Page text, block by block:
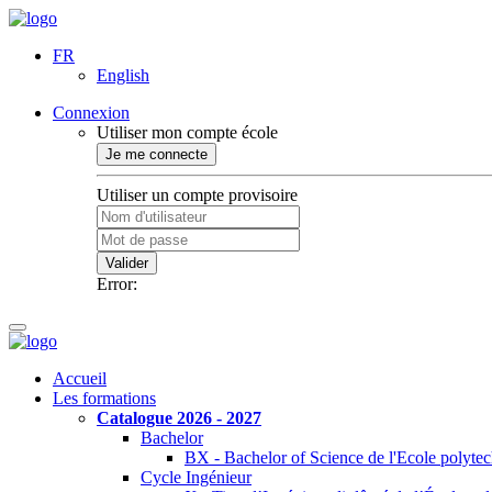
FR
English
Connexion
Utiliser mon compte école
Je me connecte
Utiliser un compte provisoire
Valider
Error:
Accueil
Les formations
Catalogue 2026 - 2027
Bachelor
BX - Bachelor of Science de l'Ecole
Cycle Ingénieur